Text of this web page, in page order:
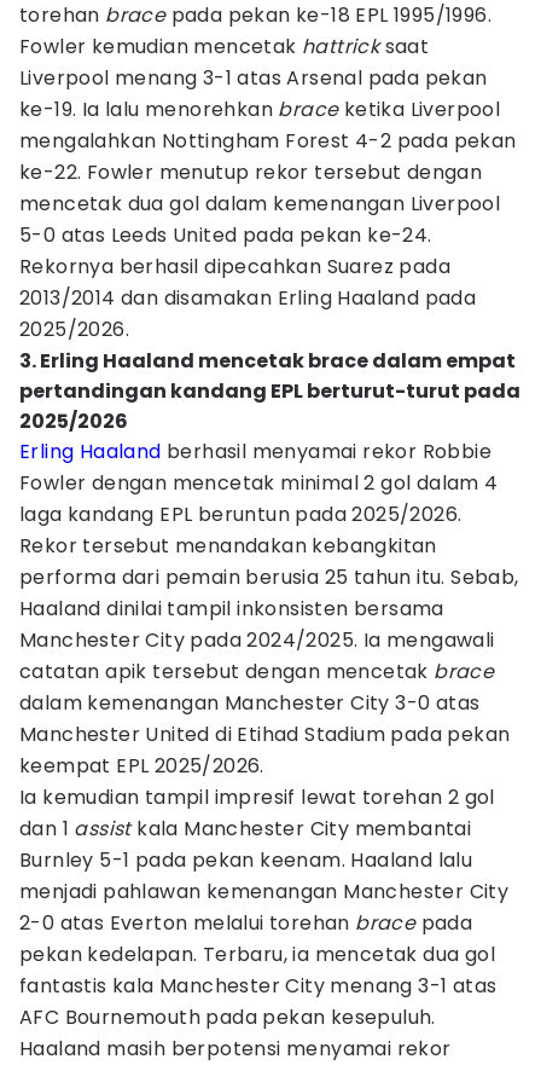
torehan bracepada pekan ke-18 EPL 1995/1996.
Fowler kemudian mencetak hattricksaat
Liverpool menang 3-1 atas Arsenal pada pekan
ke-19. Ia lalu menorehkan brace ketika Liverpool
mengalahkan Nottingham Forest 4-2 pada pekan
ke-22. Fowler menutup rekor tersebut dengan
mencetak dua gol dalam kemenangan Liverpool
5-0 atas Leeds United pada pekan ke-24.
Rekornya berhasil dipecahkan Suarez pada
2013/2014 dan disamakan Erling Haaland pada
2025/2026.
3. Erling Haaland mencetak brace dalam empat
pertandingan kandang EPL berturut-turut pada
2025/2026
Erling Haaland berhasil menyamai rekor Robbie
Fowler dengan mencetak minimal 2 gol dalam 4
laga kandang EPL beruntun pada 2025/2026.
Rekor tersebut menandakan kebangkitan
performa dari pemain berusia 25 tahun itu. Sebab,
Haaland dinilai tampil inkonsisten bersama
Manchester City pada 2024/2025. Ia mengawali
catatan apik tersebut dengan mencetak brace
dalam kemenangan Manchester City 3-0 atas
Manchester United di Etihad Stadium pada pekan
keempat EPL 2025/2026.
Ia kemudian tampil impresif lewat torehan 2 gol
dan 1 assistkala Manchester City membantai
Burnley 5-1 pada pekan keenam. Haaland lalu
menjadi pahlawan kemenangan Manchester City
2-0 atas Everton melalui torehan brace pada
pekan kedelapan. Terbaru, ia mencetak dua gol
fantastis kala Manchester City menang 3-1 atas
AFC Bournemouth pada pekan kesepuluh.
Haaland masih berpotensi menyamai rekor